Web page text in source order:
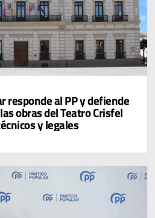
responde al PP y defiende
obras del Teatro Crisfel
y legales